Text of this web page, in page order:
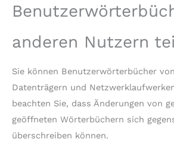
anderen Nutzern
Sie können Benutzerwörterbücher
Datenträgern und
beachten Sie, dass Änderungen von
geöffneten Wörterbüchern sich
überschreiben können.